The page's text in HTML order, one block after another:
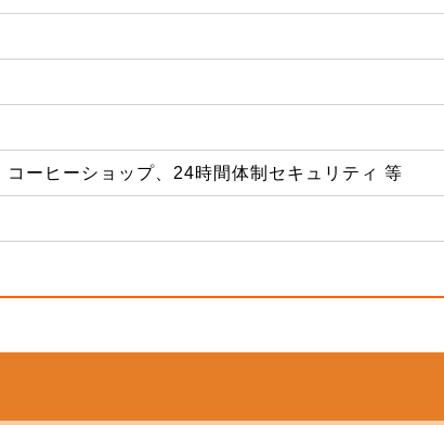
ーヒーショップ、24時間体制セキュリティ 等